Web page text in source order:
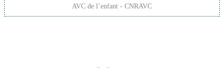
AVC de l’enfant - CNRAVC